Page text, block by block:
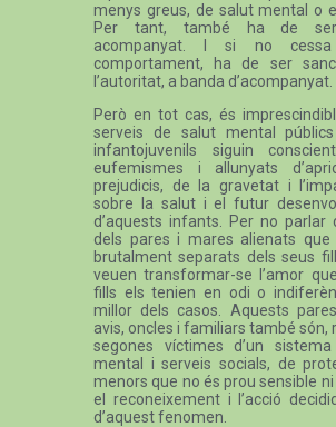
menys greus, de salut mental o
Per tant, també ha de
acompanyat. I si no
comportament, ha de ser
l’autoritat, a banda d’acompanyat.
Però en tot cas, és
serveis de salut mental
infantojuvenils siguin
eufemismes i allunyats
prejudicis, de la gravetat i
sobre la salut i el futur
d’aquests infants. Per no parlar
dels pares i mares alienats que
brutalment separats dels seus
veuen transformar-se l’amor
fills els tenien en odi o
millor dels casos. Aquests
avis, oncles i familiars també són,
segones víctimes d’un
mental i serveis socials, de
menors que no és prou sensible ni
el reconeixement i l’acció
d’aquest fenomen.